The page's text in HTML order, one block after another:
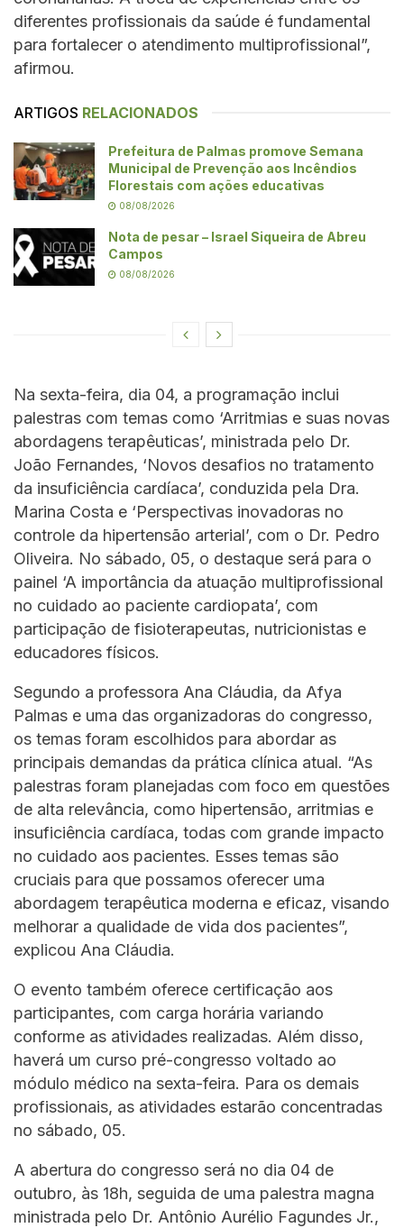
diferentes profissionais da saúde é fundamental
para fortalecer o atendimento multiprofissional”,
afirmou.
ARTIGOS RELACIONADOS
Prefeitura de Palmas promove Semana
Municipal de Prevenção aos Incêndios
Florestais com ações educativas
08/08/2026
Nota de pesar – Israel Siqueira de Abreu
Campos
08/08/2026
Na sexta-feira, dia 04, a programação inclui
palestras com temas como ‘Arritmias e suas novas
abordagens terapêuticas’, ministrada pelo Dr.
João Fernandes, ‘Novos desafios no tratamento
da insuficiência cardíaca’, conduzida pela Dra.
Marina Costa e ‘Perspectivas inovadoras no
controle da hipertensão arterial’, com o Dr. Pedro
Oliveira. No sábado, 05, o destaque será para o
painel ‘A importância da atuação multiprofissional
no cuidado ao paciente cardiopata’, com
participação de fisioterapeutas, nutricionistas e
educadores físicos.
Segundo a professora Ana Cláudia, da Afya
Palmas e uma das organizadoras do congresso,
os temas foram escolhidos para abordar as
principais demandas da prática clínica atual. “As
palestras foram planejadas com foco em questões
de alta relevância, como hipertensão, arritmias e
insuficiência cardíaca, todas com grande impacto
no cuidado aos pacientes. Esses temas são
cruciais para que possamos oferecer uma
abordagem terapêutica moderna e eficaz, visando
melhorar a qualidade de vida dos pacientes”,
explicou Ana Cláudia.
O evento também oferece certificação aos
participantes, com carga horária variando
conforme as atividades realizadas. Além disso,
haverá um curso pré-congresso voltado ao
módulo médico na sexta-feira. Para os demais
profissionais, as atividades estarão concentradas
no sábado, 05.
A abertura do congresso será no dia 04 de
outubro, às 18h, seguida de uma palestra magna
ministrada pelo Dr. Antônio Aurélio Fagundes Jr.,